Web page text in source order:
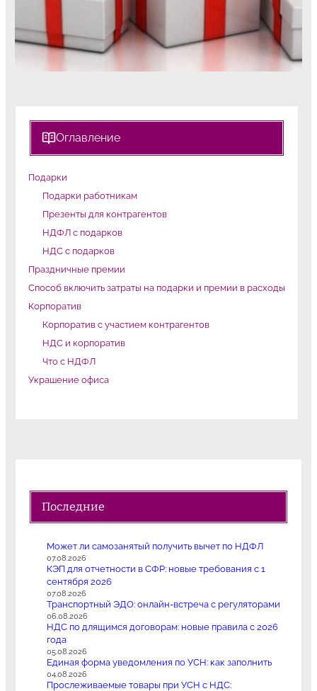
Оглавление
Подарки
Подарки работникам
Презенты для контрагентов
НДФЛ с подарков
НДС с подарков
Праздничные премии
Способ включить затраты на подарки и премии в расходы
Корпоратив
Корпоратив с участием контрагентов
НДС и корпоратив
Что с НДФЛ
Украшение офиса
Последние
Может ли самозанятый получить вычет по НДФЛ
07.08.2026
КЭП для отчетности в СФР: новые требования с 1
сентября 2026
07.08.2026
Транспортный ЭДО: онлайн-встреча с регуляторами
06.08.2026
НДС по длящимся договорам: новые правила с 2026
года
05.08.2026
Единая форма уведомления по УСН: как заполнить
04.08.2026
Прослеживаемые товары при УСН с НДС: